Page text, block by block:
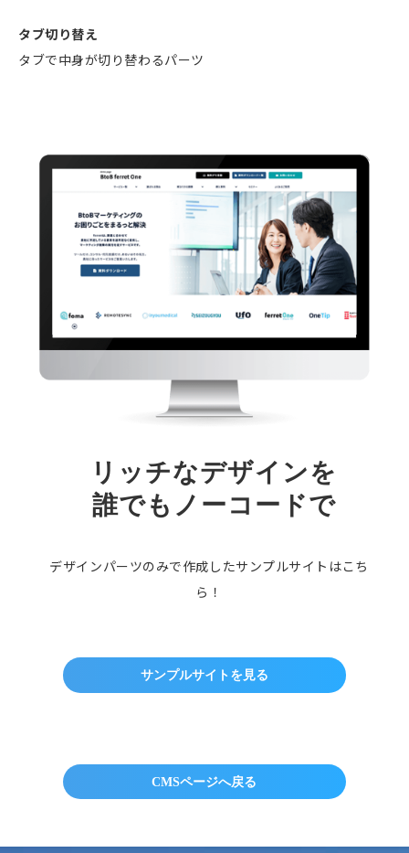
タブ切り替え
タブで中身が切り替わるパーツ
リッチなデザインを
誰でもノーコードで
デザインパーツのみで作成したサンプルサイトはこち
ら！
サンプルサイトを見る
CMSページへ戻る